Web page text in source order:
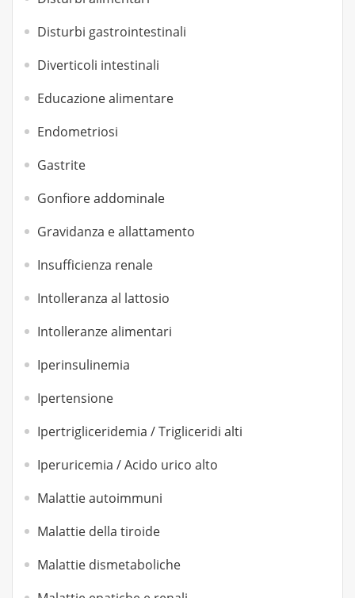
Disturbi gastrointestinali
Diverticoli intestinali
Educazione alimentare
Endometriosi
Gastrite
Gonfiore addominale
Gravidanza e allattamento
Insufficienza renale
Intolleranza al lattosio
Intolleranze alimentari
Iperinsulinemia
Ipertensione
Ipertrigliceridemia / Trigliceridi alti
Iperuricemia / Acido urico alto
Malattie autoimmuni
Malattie della tiroide
Malattie dismetaboliche